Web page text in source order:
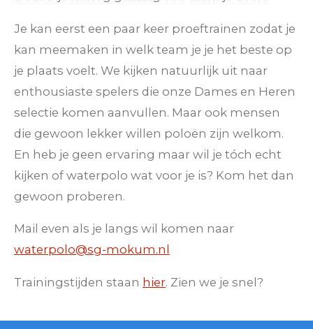
Je kan eerst een paar keer proeftrainen zodat je
kan meemaken in welk team je je het beste op
je plaats voelt. We kijken natuurlijk uit naar
enthousiaste spelers die onze Dames en Heren
selectie komen aanvullen. Maar ook mensen
die gewoon lekker willen poloën zijn welkom.
En heb je geen ervaring maar wil je tóch echt
kijken of waterpolo wat voor je is? Kom het dan
gewoon proberen.
Mail even als je langs wil komen naar
waterpolo@sg-mokum.nl
Trainingstijden staan hier. Zien we je snel?